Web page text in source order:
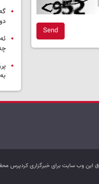
Send
این وب سایت برای خبرگزاری کردپرس